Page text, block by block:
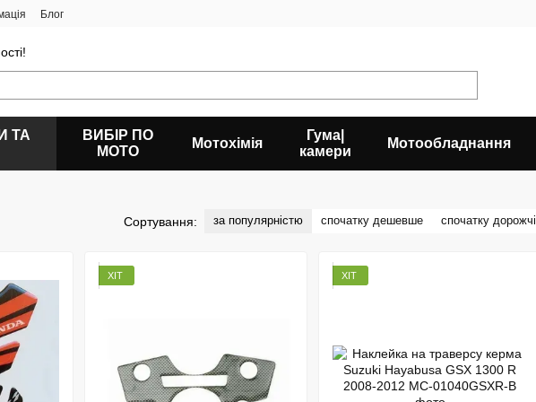
Блог
ТА
ВИБІР ПО
МОТО
Мотохімія
Гума|
камери
Мотообладнання
Сортування: за популярністю спочатку дешевше спочатку дорожчі
ХІТ ХІТ